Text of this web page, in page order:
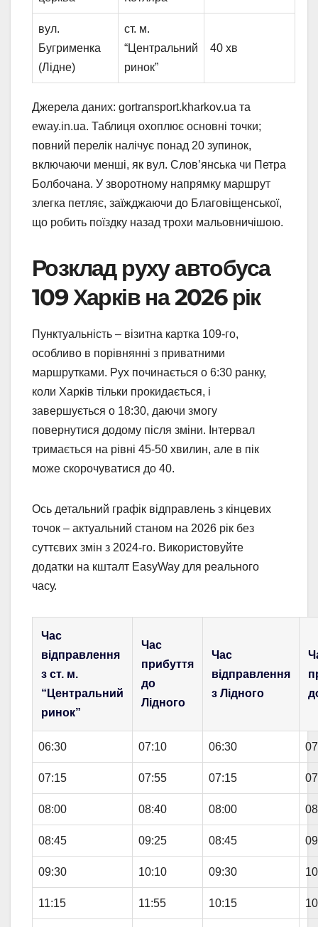
вул.
Бугрименка
(Лідне)
ст. м.
“Центральний
ринок”
40 хв
Джерела даних: gortransport.kharkov.ua та
eway.in.ua. Таблиця охоплює основні точки;
повний перелік налічує понад 20 зупинок,
включаючи менші, як вул. Слов’янська чи Петра
Болбочана. У зворотному напрямку маршрут
злегка петляє, заїжджаючи до Благовіщенської,
що робить поїздку назад трохи мальовничішою.
Розклад руху автобуса
109 Харків на 2026 рік
Пунктуальність – візитна картка 109-го,
особливо в порівнянні з приватними
маршрутками. Рух починається о 6:30 ранку,
коли Харків тільки прокидається, і
завершується о 18:30, даючи змогу
повернутися додому після зміни. Інтервал
тримається на рівні 45-50 хвилин, але в пік
може скорочуватися до 40.
Ось детальний графік відправлень з кінцевих
точок – актуальний станом на 2026 рік без
суттєвих змін з 2024-го. Використовуйте
додатки на кшталт EasyWay для реального
часу.
Час
відправлення
з ст. м.
“Центральний
ринок”
Час
прибуття
до
Лідного
Час
відправлення
з Лідного
06:30 07:10 06:30
07:15 07:55 07:15
08:00 08:40 08:00
08:45 09:25 08:45
09:30 10:10 09:30
11:15 11:55 10:15